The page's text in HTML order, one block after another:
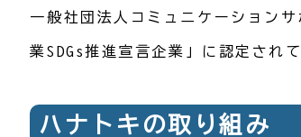
一般社団法人コミュニケーション
業SDGs推進宣言企業」に認定され
ハナトキの取り組み